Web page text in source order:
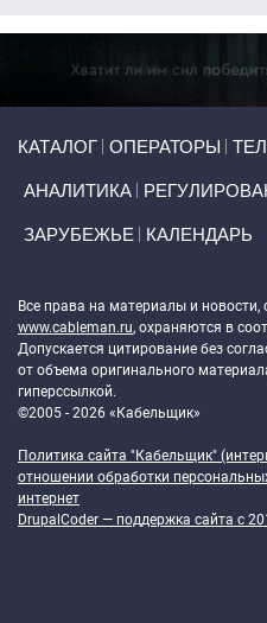
КАТАЛОГ ОПЕРАТОРЫ
АНАЛИТИКА
ЗАРУБЕЖЬЕ КАЛЕНДАРЬ
Все права на материалы и новости,
www.cableman.ru, охраняются в
Допускается цитирование без
от объема оригинального
гиперссылкой.
©2005 - 2026 «Кабельщик»
Политика сайта "Кабельщик"
отношении обработки
интернет
DrupalCoder — поддержка сайта c